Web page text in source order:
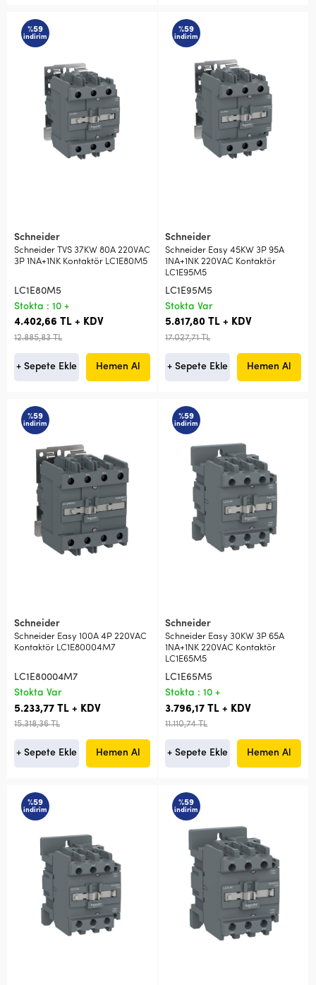
%59
indirim
Schneider
Schneider TVS 37KW 80A 220VAC
3P 1NA+1NK Kontaktör LC1E80M5
LC1E80M5
Stokta : 10 +
4.402,66 TL + KDV
12.885,83 TL
+ Sepete Ekle Hemen Al
%59
indirim
Schneider
Schneider Easy 45KW 3P 95A
1NA+1NK 220VAC Kontaktör
LC1E95M5
LC1E95M5
Stokta Var
5.817,80 TL + KDV
17.027,71 TL
+ Sepete Ekle Hemen Al
%59
indirim
Schneider
Schneider Easy 100A 4P 220VAC
Kontaktör LC1E80004M7
LC1E80004M7
Stokta Var
5.233,77 TL + KDV
15.318,36 TL
+ Sepete Ekle Hemen Al
%59
indirim
Schneider
Schneider Easy 30KW 3P 65A
1NA+1NK 220VAC Kontaktör
LC1E65M5
LC1E65M5
Stokta : 10 +
3.796,17 TL + KDV
11.110,74 TL
+ Sepete Ekle Hemen Al
%59
indirim
%59
indirim